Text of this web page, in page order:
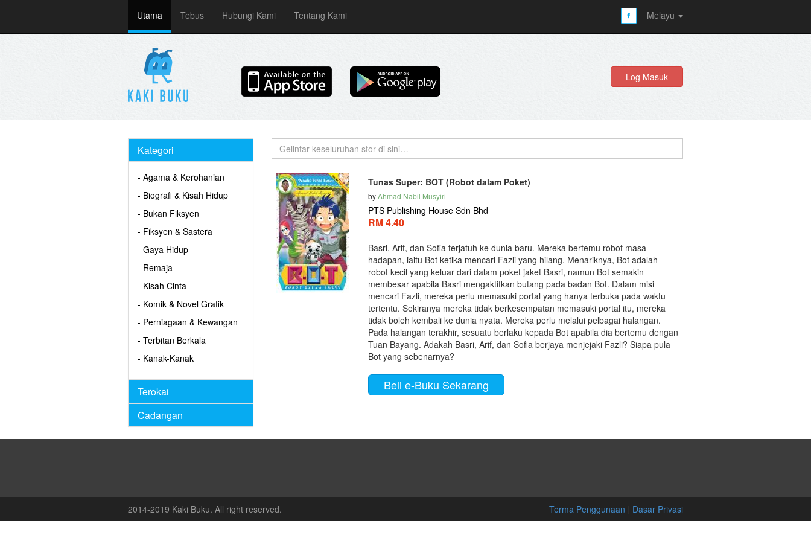
Utama Tebus Hubungi Kami Tentang Kami Melayu
Log Masuk
Kategori
- Agama & Kerohanian
- Biografi & Kisah Hidup
- Bukan Fiksyen
- Fiksyen & Sastera
- Gaya Hidup
- Remaja
- Kisah Cinta
- Komik & Novel Grafik
- Perniagaan & Kewangan
- Terbitan Berkala
- Kanak-Kanak
Terokai
Cadangan
Tunas Super: BOT (Robot dalam Poket)
byAhmad Nabil Musyiri
PTS Publishing House Sdn Bhd
RM 4.40
Basri, Arif, dan Sofia terjatuh ke dunia baru. Mereka bertemu robot masa
hadapan, iaitu Bot ketika mencari Fazli yang hilang. Menariknya, Bot adalah
robot kecil yang keluar dari dalam poket jaket Basri, namun Bot semakin
membesar apabila Basri mengaktifkan butang pada badan Bot. Dalam misi
mencari Fazli, mereka perlu memasuki portal yang hanya terbuka pada waktu
tertentu. Sekiranya mereka tidak berkesempatan memasuki portal itu, mereka
tidak boleh kembali ke dunia nyata. Mereka perlu melalui pelbagai halangan.
Pada halangan terakhir, sesuatu berlaku kepada Bot apabila dia bertemu dengan
Tuan Bayang. Adakah Basri, Arif, dan Sofia berjaya menjejaki Fazli? Siapa pula
Bot yang sebenarnya?
Beli e-Buku Sekarang
2014-2019 Kaki Buku. All right reserved. Terma Penggunaan Dasar Privasi